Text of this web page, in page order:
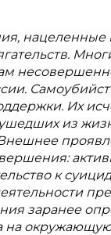
нацеленные
Их
ушедших из
к
заранее
на